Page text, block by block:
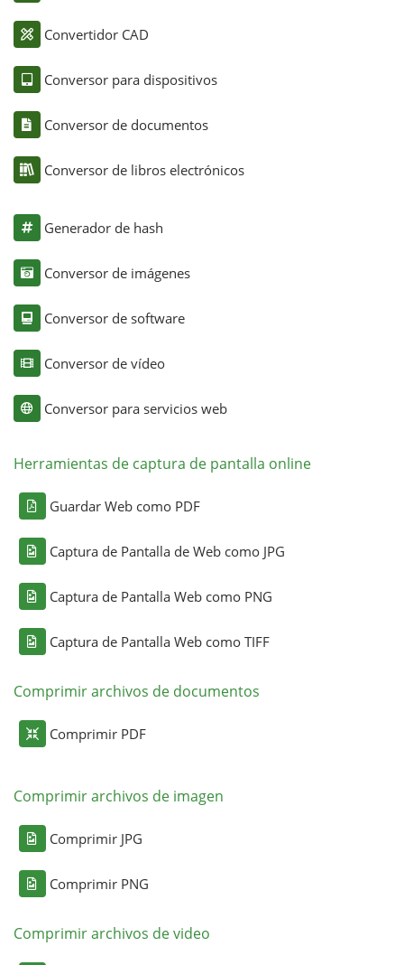
Convertidor CAD
Conversor para dispositivos
Conversor de documentos
Conversor de libros electrónicos
Generador de hash
Conversor de imágenes
Conversor de software
Conversor de vídeo
Conversor para servicios web
Herramientas de captura de pantalla online
Guardar Web como PDF
Captura de Pantalla de Web como JPG
Captura de Pantalla Web como PNG
Captura de Pantalla Web como TIFF
Comprimir archivos de documentos
Comprimir PDF
Comprimir archivos de imagen
Comprimir JPG
Comprimir PNG
Comprimir archivos de video